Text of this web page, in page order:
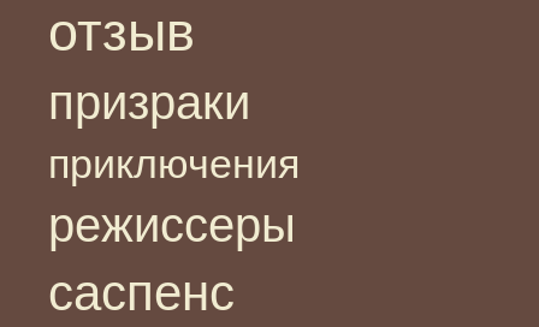
отзыв
призраки
приключения
режиссеры
саспенс